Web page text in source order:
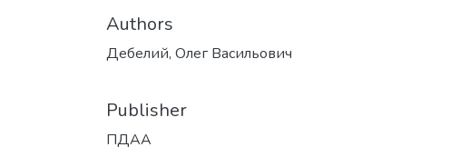
Authors
Дебелий, Олег Васильович
Publisher
ПДАА